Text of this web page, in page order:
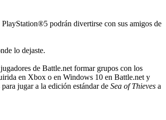
podrán divertirse con sus amigos de
lo dejaste.
de Battle.net formar grupos con los
en Xbox o en Windows 10 en Battle.net y
jugar a la edición estándar de Sea of Thieves a